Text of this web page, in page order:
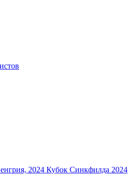
2024 Кубок Синкфилда 2024